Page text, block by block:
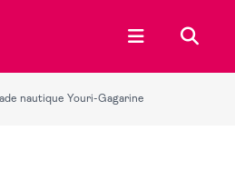
Ouvrir le
nautique Youri-Gagarine